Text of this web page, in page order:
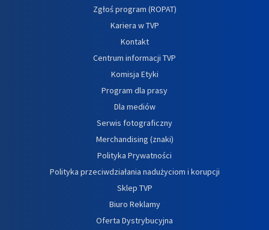
Zgłoś program (ROPAT)
Kariera w TVP
Kontakt
Centrum informacji TVP
Komisja Etyki
Program dla prasy
Dla mediów
Serwis fotograficzny
Merchandising (znaki)
Polityka Prywatności
Polityka przeciwdziałania nadużyciom i korupcji
Sklep TVP
Biuro Reklamy
Oferta Dystrybucyjna